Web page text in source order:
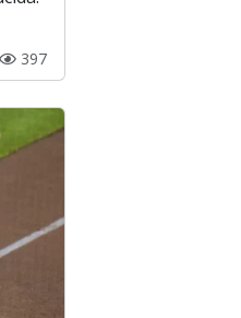
397